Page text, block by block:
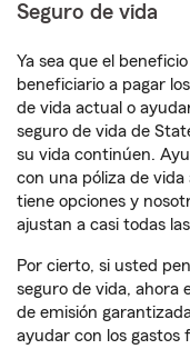
Seguro de vida
Ya sea que el
beneficiario a pagar
de vida actual o
seguro de vida de
su vida continúen.
con una póliza de
tiene opciones y
ajustan a casi todas
Por cierto, si usted
seguro de vida, ahora
de emisión
ayudar con los gastos